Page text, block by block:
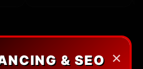
×
& SEO